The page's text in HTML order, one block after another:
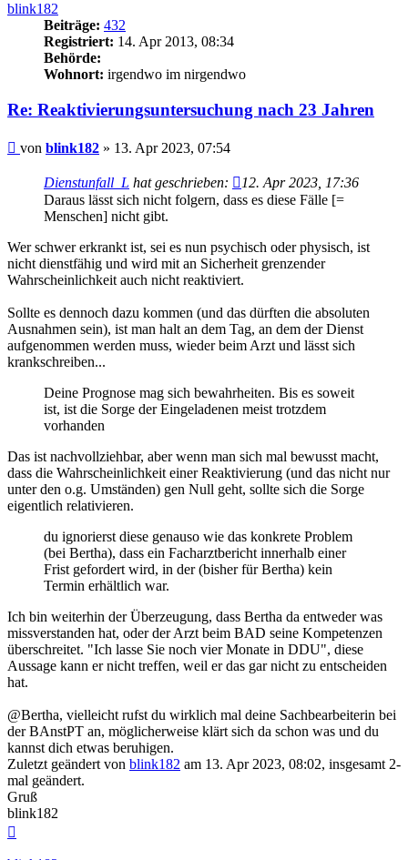
blink182
Beiträge: 432
Registriert: 14. Apr 2013, 08:34
Behörde:
Wohnort: irgendwo im nirgendwo
Re: Reaktivierungsuntersuchung nach 23 Jahren
Beitrag
von blink182 » 13. Apr 2023, 07:54
Dienstunfall_L hat geschrieben:
12. Apr 2023, 17:36
Daraus lässt sich nicht folgern, dass es diese Fälle [=
Menschen] nicht gibt.
Wer schwer erkrankt ist, sei es nun psychisch oder physisch, ist
nicht dienstfähig und wird mit an Sicherheit grenzender
Wahrscheinlichkeit auch nicht reaktiviert.
Sollte es dennoch dazu kommen (und das dürften die absoluten
Ausnahmen sein), ist man halt an dem Tag, an dem der Dienst
aufgenommen werden muss, wieder beim Arzt und lässt sich
krankschreiben...
Deine Prognose mag sich bewahrheiten. Bis es soweit
ist, ist die Sorge der Eingeladenen meist trotzdem
vorhanden
Das ist nachvollziehbar, aber wenn man sich mal bewusst macht,
dass die Wahrscheinlichkeit einer Reaktivierung (und das nicht nur
unter den o.g. Umständen) gen Null geht, sollte sich die Sorge
eigentlich relativieren.
du ignorierst diese genauso wie das konkrete Problem
(bei Bertha), dass ein Facharztbericht innerhalb einer
Frist gefordert wird, in der (bisher für Bertha) kein
Termin erhältlich war.
Ich bin weiterhin der Überzeugung, dass Bertha da entweder was
missverstanden hat, oder der Arzt beim BAD seine Kompetenzen
überschreitet. "Ich lasse Sie noch vier Monate in DDU", diese
Aussage kann er nicht treffen, weil er das gar nicht zu entscheiden
hat.
@Bertha, vielleicht rufst du wirklich mal deine Sachbearbeiterin bei
der BAnstPT an, möglicherweise klärt sich da schon was und du
kannst dich etwas beruhigen.
Zuletzt geändert von blink182 am 13. Apr 2023, 08:02, insgesamt 2-
mal geändert.
Gruß
blink182